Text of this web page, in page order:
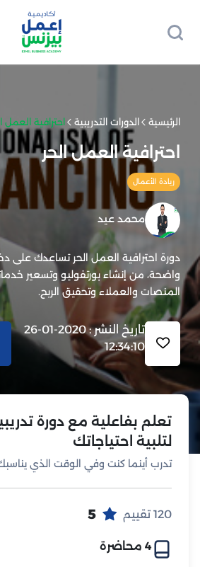
تعلم بفاعلية مع دورة
لتلبية احتياجاتك
تدرب أينما كنت وفي الوقت الذي
120 تقييم 5
4 محاضرة
الرئيسية الدورات التدريبية احترافية العمل
احترافية العمل الحر
ريادة الأعمال
محمد عيد
دورة احترافية العمل الحر تساعدك على
واضحة، من إنشاء بورتفوليو وتسعير
المنصات والعملاء وتحقيق الربح.
تاريخ النشر : 2020-01-26
12:34:10